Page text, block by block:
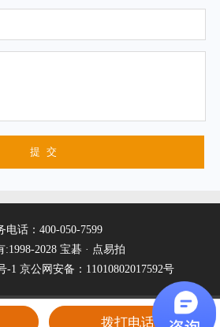
电话：400-050-7599
:1998-2028 宝碁 · 点易拍
-1 京公网安备：11010802017592号
拨打电话